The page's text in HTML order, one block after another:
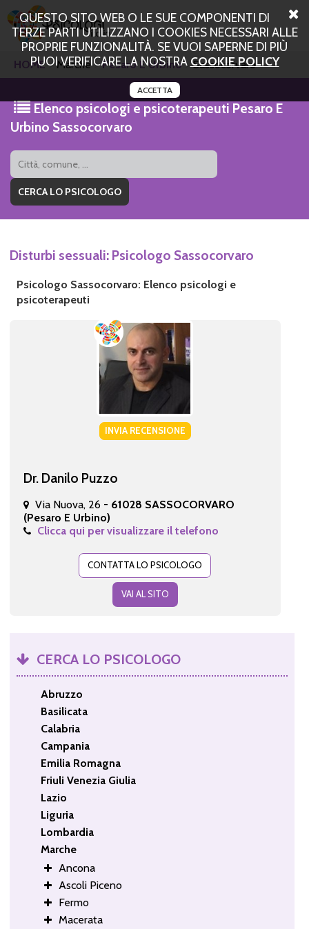
QUESTO SITO WEB O LE SUE COMPONENTI DI
TERZE PARTI UTILIZZANO I COOKIES NECESSARI ALLE
PROPRIE FUNZIONALITÀ. SE VUOI SAPERNE DI PIÙ
PUOI VERIFICARE LA NOSTRA COOKIE POLICY
ACCETTA
HOME Marche Pesaro E Urbino Sassocorvaro
Elenco psicologi e psicoterapeuti Pesaro E
Urbino Sassocorvaro
Disturbi sessuali: Psicologo Sassocorvaro
Psicologo Sassocorvaro: Elenco psicologi e
psicoterapeuti
INVIA RECENSIONE
Dr. Danilo Puzzo
Via Nuova, 26 - 61028 SASSOCORVARO
(Pesaro E Urbino)
Clicca qui per visualizzare il telefono
CONTATTA LO PSICOLOGO
VAI AL SITO
CERCA LO PSICOLOGO
Abruzzo
Basilicata
Calabria
Campania
Emilia Romagna
Friuli Venezia Giulia
Lazio
Liguria
Lombardia
Marche
Ancona
Ascoli Piceno
Fermo
Macerata